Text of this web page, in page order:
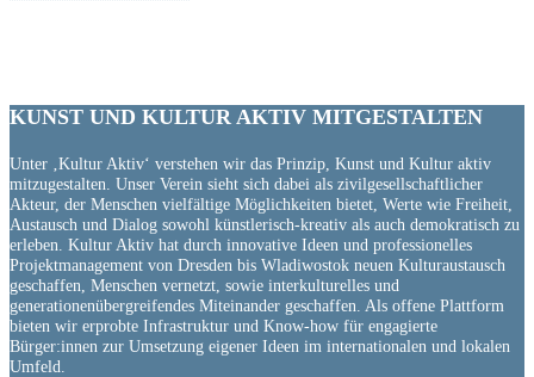
KUNST UND KULTUR AKTIV MITGESTALTEN
Unter ‚Kultur Aktiv‘ verstehen wir das Prinzip, Kunst und Kultur aktiv
mitzugestalten. Unser Verein sieht sich dabei als zivilgesellschaftlicher
Akteur, der Menschen vielfältige Möglichkeiten bietet, Werte wie Freiheit,
Austausch und Dialog sowohl künstlerisch-kreativ als auch demokratisch zu
erleben. Kultur Aktiv hat durch innovative Ideen und professionelles
Projektmanagement von Dresden bis Wladiwostok neuen Kulturaustausch
geschaffen, Menschen vernetzt, sowie interkulturelles und
generationenübergreifendes Miteinander geschaffen. Als offene Plattform
bieten wir erprobte Infrastruktur und Know-how für engagierte
Bürger:innen zur Umsetzung eigener Ideen im internationalen und lokalen
Umfeld.